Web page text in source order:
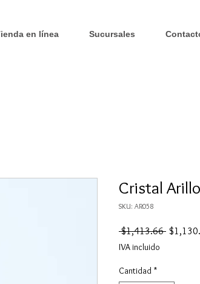
en línea Sucursales
Cristal
SKU: AR058
$1,413.66 Precio
IVA incluido
Cantidad *